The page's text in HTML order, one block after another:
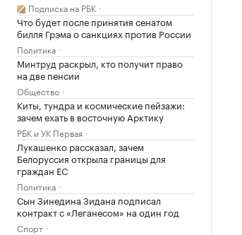
Подписка на РБК
Что будет после принятия сенатом
билля Грэма о санкциях против России
Политика
Минтруд раскрыл, кто получит право
на две пенсии
Общество
Киты, тундра и космические пейзажи:
зачем ехать в восточную Арктику
РБК и УК Первая
Лукашенко рассказал, зачем
Белоруссия открыла границы для
граждан ЕС
Политика
Сын Зинедина Зидана подписал
контракт с «Леганесом» на один год
Спорт